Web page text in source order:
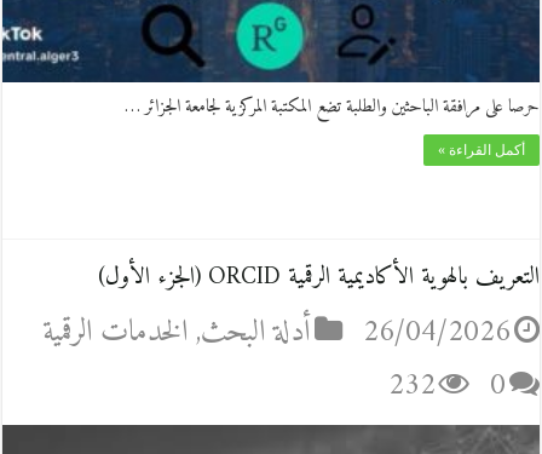
حرصا على مرافقة الباحثين والطلبة تضع المكتبة المركزية لجامعة الجزائر …
أكمل القراءة »
التعريف بالهوية الأكاديمية الرقمية ORCID (الجزء الأول)
26/04/2026 أدلة البحث,الخدمات الرقمية
0
232